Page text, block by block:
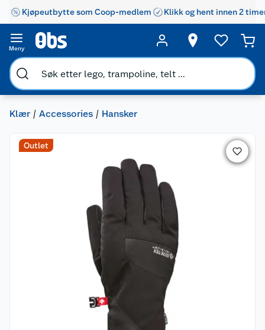
Kjøpeutbytte som Coop-medlem Klikk og hent innen 2
Meny
Klær Accessories Hansker
Outlet